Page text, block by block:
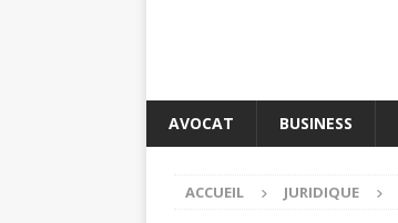
AVOCAT BUSINESS
ACCUEIL JURIDIQUE